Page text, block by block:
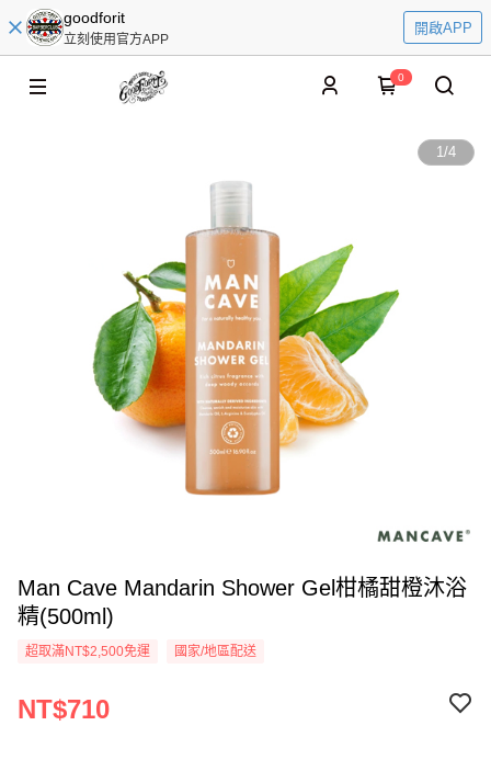
goodforit
立刻使用官方APP
開啟APP
0
1/4
Man Cave Mandarin Shower Gel柑橘甜橙沐浴
精(500ml)
超取滿NT$2,500免運 國家/地區配送
NT$710